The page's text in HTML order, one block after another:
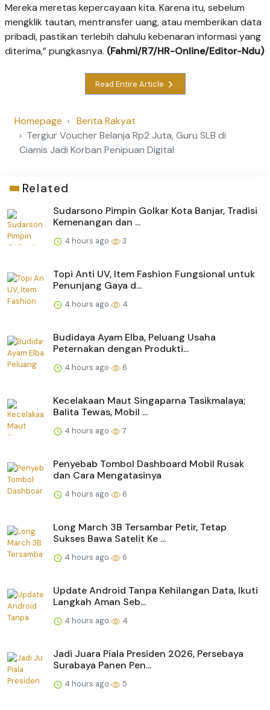
Mereka meretas kepercayaan kita. Karena itu, sebelum
mengklik tautan, mentransfer uang, atau memberikan data
pribadi, pastikan terlebih dahulu kebenaran informasi yang
diterima,” pungkasnya. (Fahmi/R7/HR-Online/Editor-Ndu)
Read Entire Article
Homepage
Berita Rakyat
Tergiur Voucher Belanja Rp2 Juta, Guru SLB di
Ciamis Jadi Korban Penipuan Digital
Related
Sudarsono Pimpin Golkar Kota Banjar, Tradisi
Kemenangan dan ...
4 hours ago 3
Topi Anti UV, Item Fashion Fungsional untuk
Penunjang Gaya d...
4 hours ago 4
Budidaya Ayam Elba, Peluang Usaha
Peternakan dengan Produkti...
4 hours ago 6
Kecelakaan Maut Singaparna Tasikmalaya;
Balita Tewas, Mobil ...
4 hours ago 7
Penyebab Tombol Dashboard Mobil Rusak
dan Cara Mengatasinya
4 hours ago 6
Long March 3B Tersambar Petir, Tetap
Sukses Bawa Satelit Ke ...
4 hours ago 6
Update Android Tanpa Kehilangan Data, Ikuti
Langkah Aman Seb...
4 hours ago 4
Jadi Juara Piala Presiden 2026, Persebaya
Surabaya Panen Pen...
4 hours ago 5